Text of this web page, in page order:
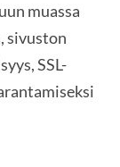
muassa
sivuston
SSL-